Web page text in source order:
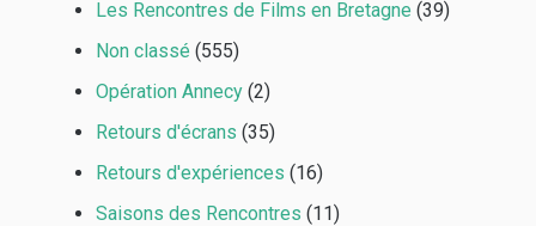
Les Rencontres de Films en Bretagne (39)
Non classé (555)
Opération Annecy (2)
Retours d'écrans (35)
Retours d'expériences (16)
Saisons des Rencontres (11)